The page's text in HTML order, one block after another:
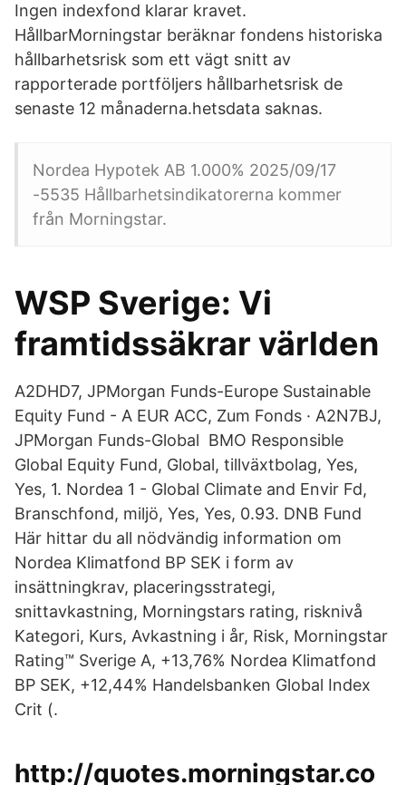
Ingen indexfond klarar kravet.
HållbarMorningstar beräknar fondens historiska
hållbarhetsrisk som ett vägt snitt av
rapporterade portföljers hållbarhetsrisk de
senaste 12 månaderna.hetsdata saknas.
Nordea Hypotek AB 1.000% 2025/09/17
-5535 Hållbarhetsindikatorerna kommer
från Morningstar.
WSP Sverige: Vi
framtidssäkrar världen
A2DHD7, JPMorgan Funds-Europe Sustainable
Equity Fund - A EUR ACC, Zum Fonds · A2N7BJ,
JPMorgan Funds-Global BMO Responsible
Global Equity Fund, Global, tillväxtbolag, Yes,
Yes, 1. Nordea 1 - Global Climate and Envir Fd,
Branschfond, miljö, Yes, Yes, 0.93. DNB Fund
Här hittar du all nödvändig information om
Nordea Klimatfond BP SEK i form av
insättningkrav, placeringsstrategi,
snittavkastning, Morningstars rating, risknivå
Kategori, Kurs, Avkastning i år, Risk, Morningstar
Rating™ Sverige A, +13,76% Nordea Klimatfond
BP SEK, +12,44% Handelsbanken Global Index
Crit (.
http://quotes.morningstar.co